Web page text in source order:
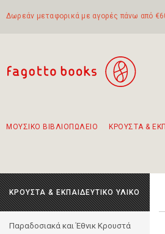
Δωρεάν μεταφορικά με αγορές πάνω από
ΜΟΥΣΙΚΟ ΒΙΒΛΙΟΠΩΛΕΙΟ ΚΡΟΥΣΤΑ &
ΚΡΟΥΣΤΑ & ΕΚΠΑΙΔΕΥΤΙΚΟ ΥΛΙΚΟ
Παραδοσιακά και Έθνικ Κρουστά